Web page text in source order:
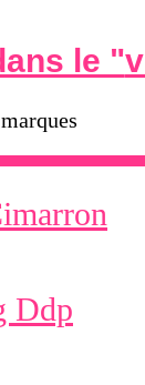
le "
Ddp